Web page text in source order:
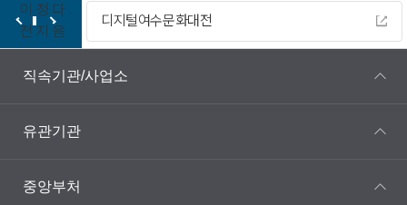
이
전
정
지
다
음
디지털여수문화대전
직속기관/사업소
유관기관
중앙부처